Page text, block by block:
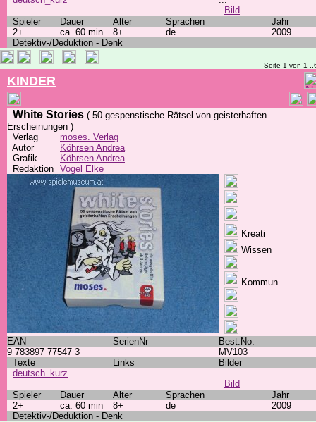
Bild
Spieler
Dauer Alter Sprachen
Jahr
2+
ca. 60 min 8+ de
2009
Detektiv-/Deduktion - Denk
Seite 1 von 1
KINDER
White Stories ( 50 gespenstische Rätsel von geisterhaften
Erscheinungen )
Verlag
moses. Verlag
Autor
Köhrsen Andrea
Grafik
Köhrsen Andrea
Redaktion Vogel Elke
Kreati
Wissen
Kommun
EAN SerienNr
Best.No.
9 783897 77547 3
MV103
Texte
Links
Bilder
deutsch_kurz
...
Bild
Spieler
Dauer Alter Sprachen
Jahr
2+
ca. 60 min 8+ de
2009
Detektiv-/Deduktion - Denk